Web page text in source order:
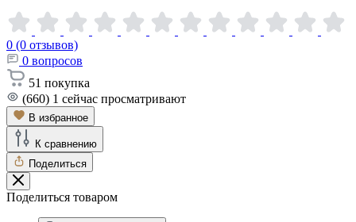
0 (0 отзывов)
0 вопросов
51 покупка
(660) 1 сейчас просматривают
В избранное
К сравнению
Поделиться
Поделиться товаром